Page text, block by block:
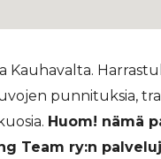
punnituksia,
Huom! nämä
Team ry:n